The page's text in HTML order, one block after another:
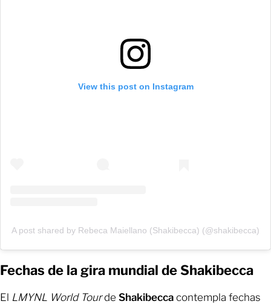
View this post on Instagram
A post shared by Rebeca Maiellano (Shakibecca) (@shakibecca)
Fechas de la gira mundial de Shakibecca
El LMYNL World Tourde Shakibecca contempla fechas